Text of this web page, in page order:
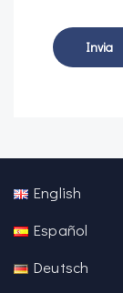
English
Español
Deutsch